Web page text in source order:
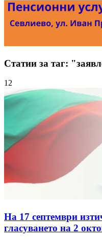
Статии за таг:
12
На 17 септември
гласуването на 2